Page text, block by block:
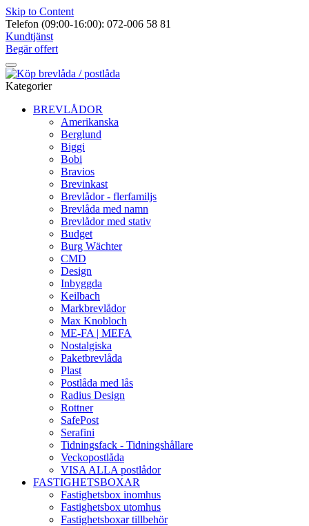
Skip to Content
Telefon (09:00-16:00): 072-006 58 81
Kundtjänst
Begär offert
Kategorier
BREVLÅDOR
Amerikanska
Berglund
Biggi
Bobi
Bravios
Brevinkast
Brevlådor - flerfamiljs
Brevlåda med namn
Brevlådor med stativ
Budget
Burg Wächter
CMD
Design
Inbyggda
Keilbach
Markbrevlådor
Max Knobloch
ME-FA | MEFA
Nostalgiska
Paketbrevlåda
Plast
Postlåda med lås
Radius Design
Rottner
SafePost
Serafini
Tidningsfack - Tidningshållare
Veckopostlåda
VISA ALLA postlådor
FASTIGHETSBOXAR
Fastighetsbox inomhus
Fastighetsbox utomhus
Fastighetsboxar tillbehör